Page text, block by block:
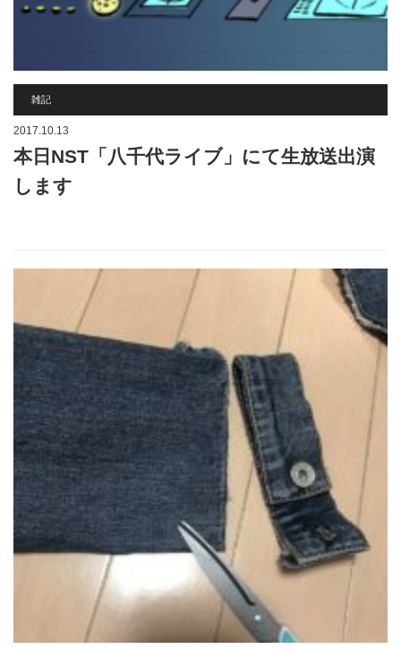
雑記
2017.10.13
本日NST「八千代ライブ」にて生放送出演
します